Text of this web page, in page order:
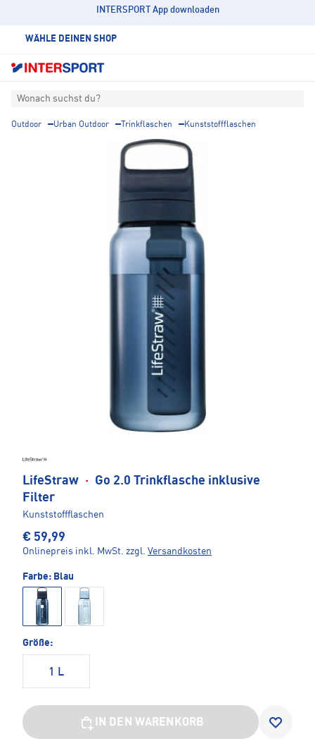
INTERSPORT App downloaden
WÄHLE DEINEN SHOP
Wonach suchst du?
Outdoor Urban Outdoor Trinkflaschen Kunststoffflaschen
LifeStraw ·
Go 2.0 Trinkflasche inklusive
Filter
Kunststoffflaschen
€ 59,99
Onlinepreis inkl. MwSt. zzgl. Versandkosten
Farbe: Blau
Größe:
1 L
IN DEN WARENKORB